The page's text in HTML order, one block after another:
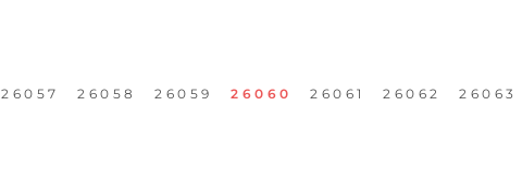
26057 26058 26059 26060 26061 26062 26063